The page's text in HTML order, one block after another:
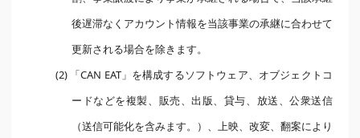
後遅滞なくアカウント情報を当該事業の承継に合わせて
更新される場合を除きます。
(2) 「CAN EAT」を構成するソフトウェア、オブジェクトコ
ードなどを複製、販売、出版、貸与、放送、公衆送信
（送信可能化を含みます。）、上映、改変、翻案により